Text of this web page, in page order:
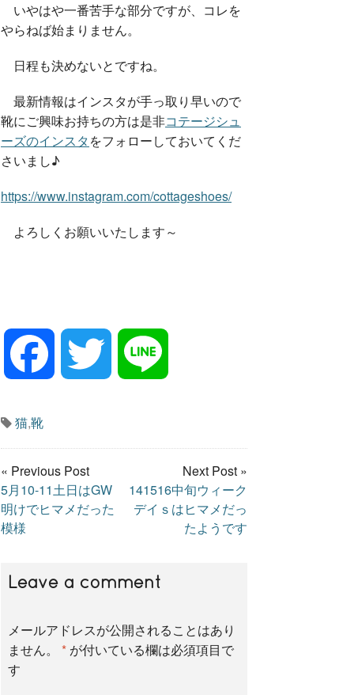
いやはや一番苦手な部分ですが、コレを
やらねば始まりません。
日程も決めないとですね。
最新情報はインスタが手っ取り早いので
靴にご興味お持ちの方は是非コテージシュ
ーズのインスタをフォローしておいてくだ
さいまし♪
https://www.instagram.com/cottageshoes/
よろしくお願いいたします～
c
e
i
t
r
n
e
猫,靴
« Previous Post
5月10-11土日はGW
明けでヒマメだった
模様
Next Post »
141516中旬ウィーク
デイｓはヒマメだっ
たようです
Leave a comment
メールアドレスが公開されることはあり
ません。
* が付いている欄は必須項目で
す